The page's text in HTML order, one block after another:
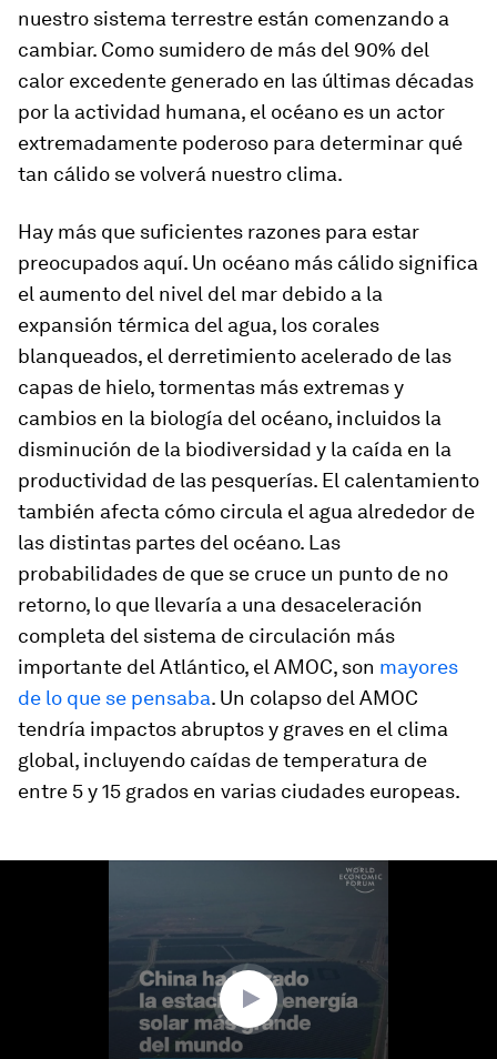
nuestro sistema terrestre están comenzando a
cambiar. Como sumidero de más del 90% del
calor excedente generado en las últimas décadas
por la actividad humana, el océano es un actor
extremadamente poderoso para determinar qué
tan cálido se volverá nuestro clima.
Hay más que suficientes razones para estar
preocupados aquí. Un océano más cálido significa
el aumento del nivel del mar debido a la
expansión térmica del agua, los corales
blanqueados, el derretimiento acelerado de las
capas de hielo, tormentas más extremas y
cambios en la biología del océano, incluidos la
disminución de la biodiversidad y la caída en la
productividad de las pesquerías. El calentamiento
también afecta cómo circula el agua alrededor de
las distintas partes del océano. Las
probabilidades de que se cruce un punto de no
retorno, lo que llevaría a una desaceleración
completa del sistema de circulación más
importante del Atlántico, el AMOC, son mayores
de lo que se pensaba. Un colapso del AMOC
tendría impactos abruptos y graves en el clima
global, incluyendo caídas de temperatura de
entre 5 y 15 grados en varias ciudades europeas.